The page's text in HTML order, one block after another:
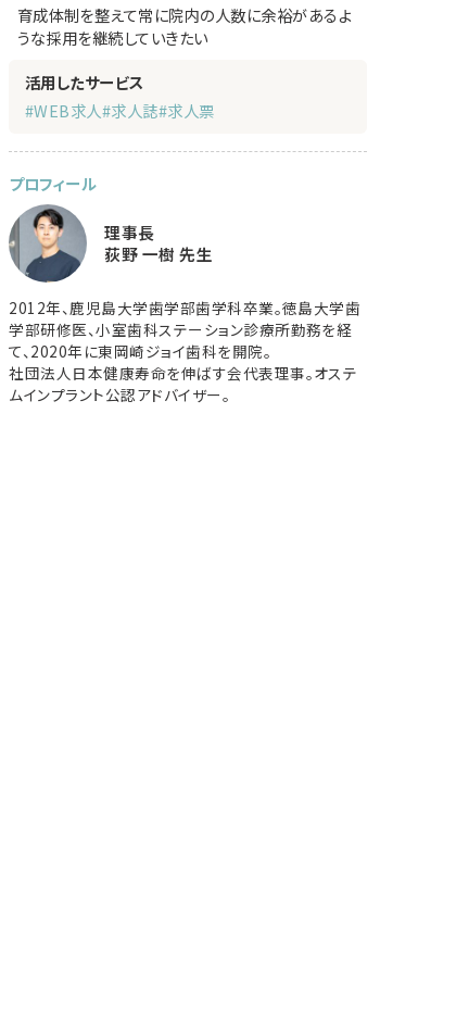
育成体制を整えて常に院内の人数に余裕があるよ
うな採用を継続していきたい
活用したサービス
#WEB求人#求人誌#求人票
プロフィール
理事長
荻野 一樹 先生
2012年、鹿児島大学歯学部歯学科卒業。徳島大学歯
学部研修医、小室歯科ステーション診療所勤務を経
て、2020年に東岡崎ジョイ歯科を開院。
社団法人日本健康寿命を伸ばす会代表理事。オステ
ムインプラント公認アドバイザー。